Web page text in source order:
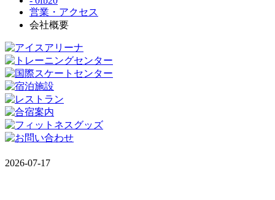
営業・アクセス
会社概要
2026-07-17